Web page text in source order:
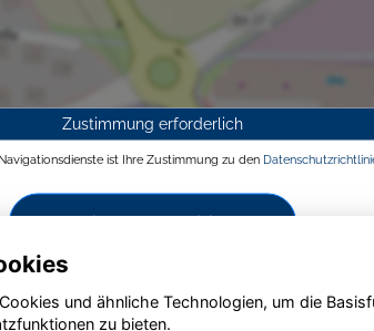
Zustimmung erforderlich
ist Ihre Zustimmung zu den
und ähnliche Technologien, um die
zu bieten.